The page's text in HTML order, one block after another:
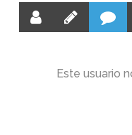
Este usuario